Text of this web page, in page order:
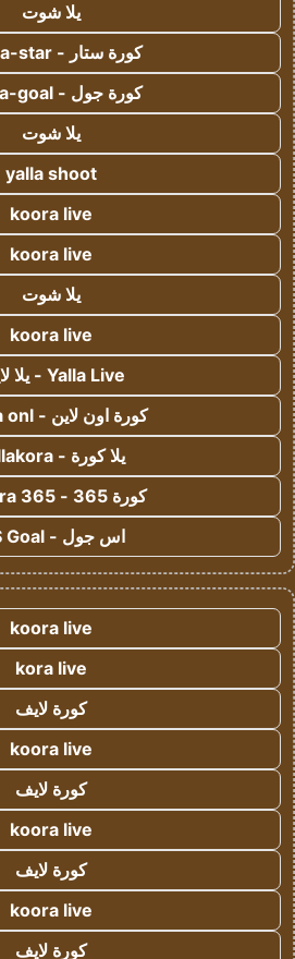
يلا شوت
كورة ستار - koora-star
كورة جول - koora-goal
يلا شوت
yalla shoot
koora live
koora live
يلا شوت
koora live
Yalla Live - يلا لايف
كورة اون لاين - koora onl
يلا كورة - yallakora
كورة 365 - kooora 365
اس جول - AS Goal
koora live
kora live
كورة لايف
koora live
كورة لايف
koora live
كورة لايف
koora live
كورة لايف